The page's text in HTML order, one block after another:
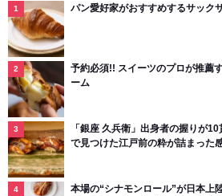
パン愛好家がおすすめするサック
予約必須!! スイーツのプロが推薦
ーム
「銀座 久兵衛」出身者の握りが
で見つけた江戸前の粋が詰まった
本場の“シナモンロール”が日本上